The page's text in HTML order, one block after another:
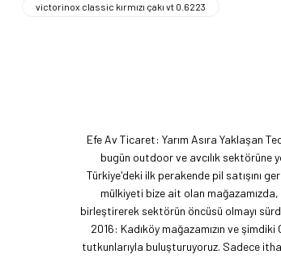
victorinox classic kırmızı çakı vt 0.6223
Efe Av Ticaret: Yarım Asıra Yaklaşan
bugün outdoor ve avcılık sektörüne
Türkiye'deki ilk perakende pil satışını
mülkiyeti bize ait olan
birleştirerek sektörün öncüsü olmayı
2016: Kadıköy mağazamızın ve
tutkunlarıyla buluşturuyoruz. Sadece